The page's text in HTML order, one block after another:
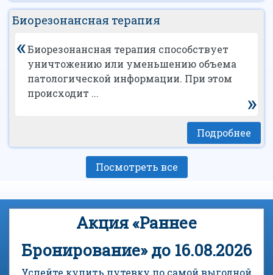
Биорезонансная терапия
«Биорезонансная терапия способствует
уничтожению или уменьшению объема
патологической информации. При этом
происходит ...
»
Подробнее
Посмотреть все
Акция «Раннее
Бронирование» до 16.08.2026
Успейте купить путевку по самой выгодной